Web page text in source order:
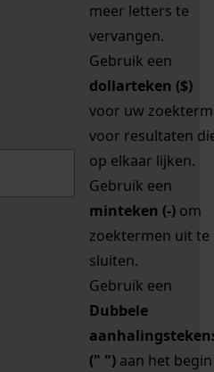
meer letters te
vervangen.
Gebruik een
dollarteken ($)
voor uw zoekterm
voor resultaten
op elkaar lijken.
Gebruik een
minteken (-) om
zoektermen uit te
sluiten.
Gebruik een
Dubbele
(" ") aan het begin